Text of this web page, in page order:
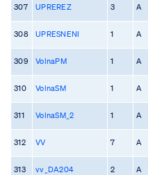
307 UPREREZ 3 A
308 UPRESNENI 1 A
309 VolnaPM 1 A
310 VolnaSM 1 A
311 VolnaSM_2 1 A
312 VV 7 A
313 vv_DA204 2 A